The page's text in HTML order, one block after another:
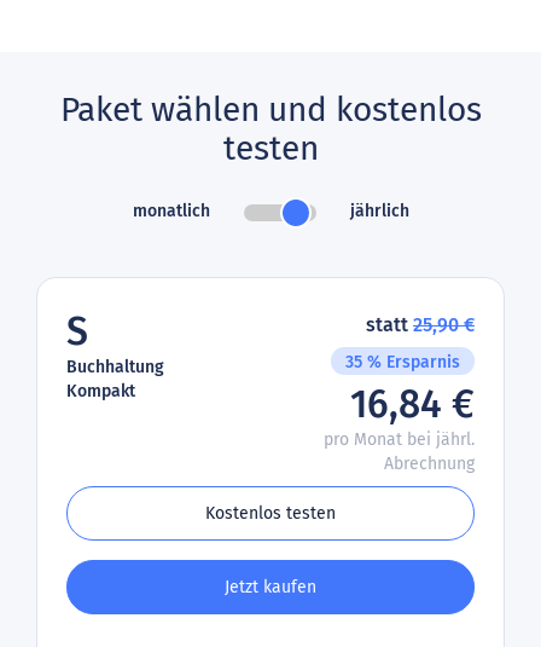
Paket wählen und kostenlos
testen
monatlich jährlich
S
Buchhaltung
Kompakt
statt 25,90 €
35 % Ersparnis
16,84 €
pro Monat bei jährl.
Abrechnung
Kostenlos testen
Jetzt kaufen